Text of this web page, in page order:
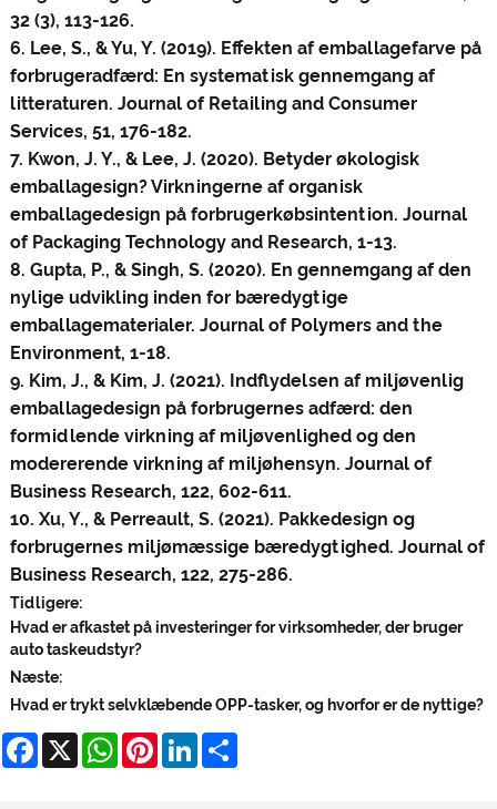
32 (3), 113-126.
6. Lee, S., & Yu, Y. (2019). Effekten af ​​emballagefarve på
forbrugeradfærd: En systematisk gennemgang af
litteraturen. Journal of Retailing and Consumer
Services, 51, 176-182.
7. Kwon, J. Y., & Lee, J. (2020). Betyder økologisk
emballagesign? Virkningerne af organisk
emballagedesign på forbrugerkøbsintention. Journal
of Packaging Technology and Research, 1-13.
8. Gupta, P., & Singh, S. (2020). En gennemgang af den
nylige udvikling inden for bæredygtige
emballagematerialer. Journal of Polymers and the
Environment, 1-18.
9. Kim, J., & Kim, J. (2021). Indflydelsen af ​​miljøvenlig
emballagedesign på forbrugernes adfærd: den
formidlende virkning af miljøvenlighed og den
modererende virkning af miljøhensyn. Journal of
Business Research, 122, 602-611.
10. Xu, Y., & Perreault, S. (2021). Pakkedesign og
forbrugernes miljømæssige bæredygtighed. Journal of
Business Research, 122, 275-286.
Tidligere:
Hvad er afkastet på investeringer for virksomheder, der bruger
auto taskeudstyr?
Næste:
Hvad er trykt selvklæbende OPP-tasker, og hvorfor er de nyttige?
Facebook
X WhatsApp
PinterestLinkedIn